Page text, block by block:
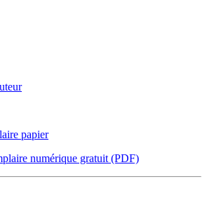
papier
numérique gratuit (PDF)